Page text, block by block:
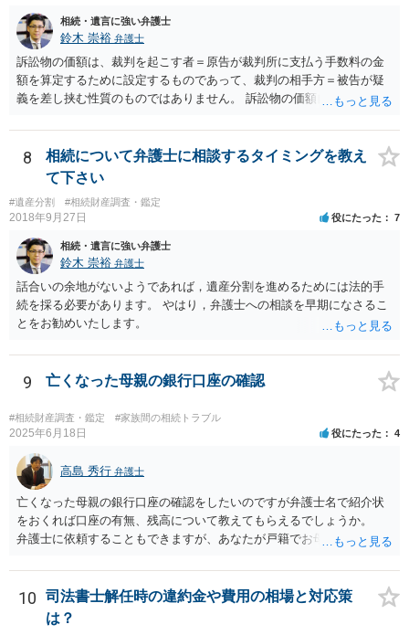
相続・遺言に強い弁護士
鈴木 崇裕 弁護士
訴訟物の価額は、裁判を起こす者＝原告が裁判所に支払う手数料の金
額を算定するために設定するものであって、裁判の相手方＝被告が疑
義を差し挟む性質のものではありません。 訴訟物の価額自体が裁判の
したとしても、変更されることはありません。
8
相続について弁護士に相談するタイミングを教え
て下さい
#遺産分割 #相続財産調査・鑑定
2018年9月27日 役にたった 7
相続・遺言に強い弁護士
鈴木 崇裕 弁護士
話合いの余地がないようであれば，遺産分割を進めるためには法的手
続を採る必要があります。 やはり，弁護士への相談を早期になさるこ
とをお勧めいたします。
9 亡くなった母親の銀行口座の確認
#相続財産調査・鑑定 #家族間の相続トラブル
2025年6月18日 役にたった 4
高島 秀行 弁護士
亡くなった母親の銀行口座の確認をしたいのですが弁護士名で紹介状
をおくれば口座の有無、残高について教えてもらえるでしょうか。
弁護士に依頼することもできますが、あなたが戸籍でお母さんの相続
高は教えてくれると思います。 自分ではよくわからないということ
であれば、弁護士に相談し依頼されたら良いと思います。
10
司法書士解任時の違約金や費用の相場と対応策
は？